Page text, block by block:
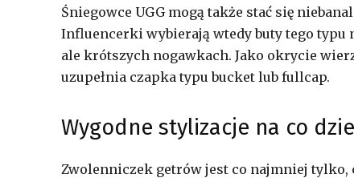
Śniegowce UGG mogą także stać się
Influencerki wybierają wtedy buty tego typu
ale krótszych nogawkach. Jako okrycie
uzupełnia czapka typu bucket lub fullcap.
Wygodne stylizacje na co
Zwolenniczek getrów jest co najmniej tylko,